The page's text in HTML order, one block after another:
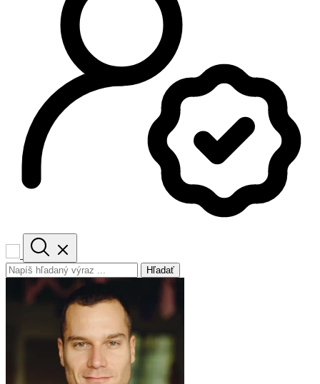
Hľadať